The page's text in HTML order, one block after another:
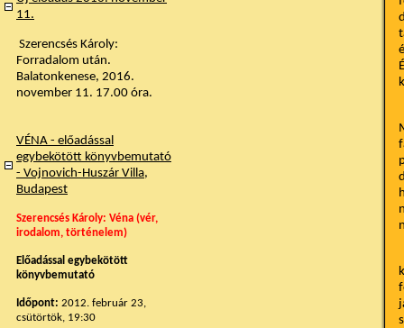
11.
Szerencsés Károly:
Forradalom után.
Balatonkenese, 2016.
november 11. 17.00 óra.
VÉNA - előadással
egybekötött könyvbemutató
- Vojnovich-Huszár Villa,
Budapest
Szerencsés Károly: Véna (vér,
irodalom, történelem)
Előadással egybekötött
könyvbemutató
Időpont: 2012. február 23,
csütörtök, 19:30